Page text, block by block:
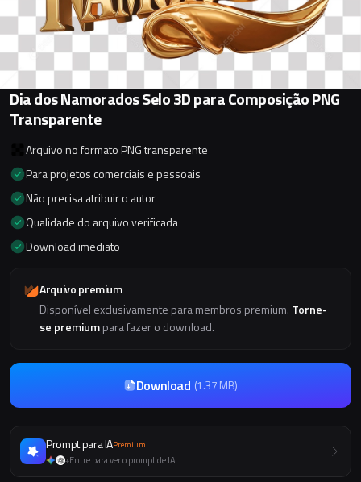
Dia dos Namorados Selo 3D para Composição PNG
Transparente
Arquivo no formato PNG transparente
Para projetos comerciais e pessoais
Não precisa atribuir o autor
Qualidade do arquivo verificada
Download imediato
Arquivo premium
Disponível exclusivamente para membros premium. Torne-
se premiumpara fazer o download.
Download (1.37 MB)
Prompt para IAPremium
+Entre para ver o prompt de IA